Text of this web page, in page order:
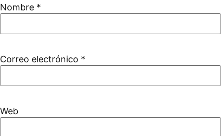
Nombre *
Correo electrónico *
Web